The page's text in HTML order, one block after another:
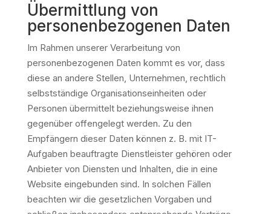
Übermittlung von
personenbezogenen Daten
Im Rahmen unserer Verarbeitung von
personenbezogenen Daten kommt es vor, dass
diese an andere Stellen, Unternehmen, rechtlich
selbstständige Organisationseinheiten oder
Personen übermittelt beziehungsweise ihnen
gegenüber offengelegt werden. Zu den
Empfängern dieser Daten können z. B. mit IT-
Aufgaben beauftragte Dienstleister gehören oder
Anbieter von Diensten und Inhalten, die in eine
Website eingebunden sind. In solchen Fällen
beachten wir die gesetzlichen Vorgaben und